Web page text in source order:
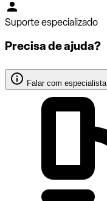
Suporte especializado
Precisa de ajuda?
Falar com especialista